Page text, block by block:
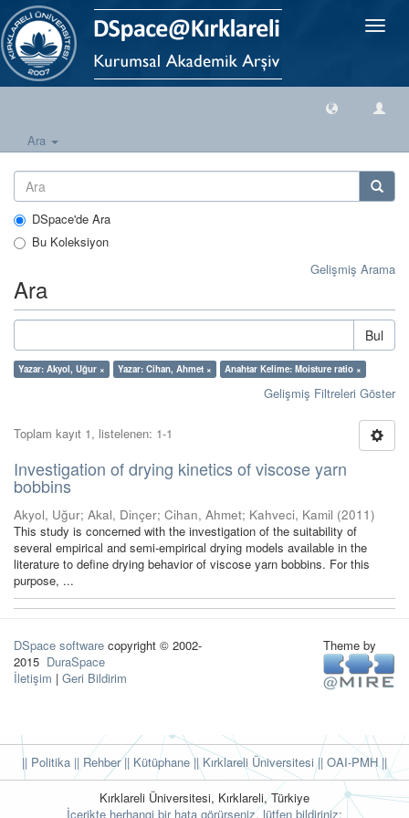
Geçiş
Ara
DSpace'de Ara
Bu Koleksiyon
Gelişmiş Arama
Ara
Bul
Yazar: Akyol, Uğur × Yazar: Cihan, Ahmet × Anahtar Kelime: Moisture ratio ×
Gelişmiş Filtreleri Göster
Toplam kayıt 1, listelenen: 1-1
Investigation of drying kinetics of viscose yarn
bobbins
Akyol, Uğur; Akal, Dinçer; Cihan, Ahmet; Kahveci, Kamil (2011)
This study is concerned with the investigation of the suitability of
several empirical and semi-empirical drying models available in the
literature to define drying behavior of viscose yarn bobbins. For this
purpose, ...
DSpace software copyright © 2002-
2015 DuraSpace
İletişim | Geri Bildirim
Theme by
|| Politika || Rehber|| Kütüphane|| Kırklareli Üniversitesi || OAI-PMH ||
Kırklareli Üniversitesi, Kırklareli, Türkiye
İçerikte herhangi bir hata görürseniz, lütfen bildiriniz: